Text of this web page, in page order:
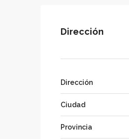
Dirección
Dirección
Ciudad
Provincia